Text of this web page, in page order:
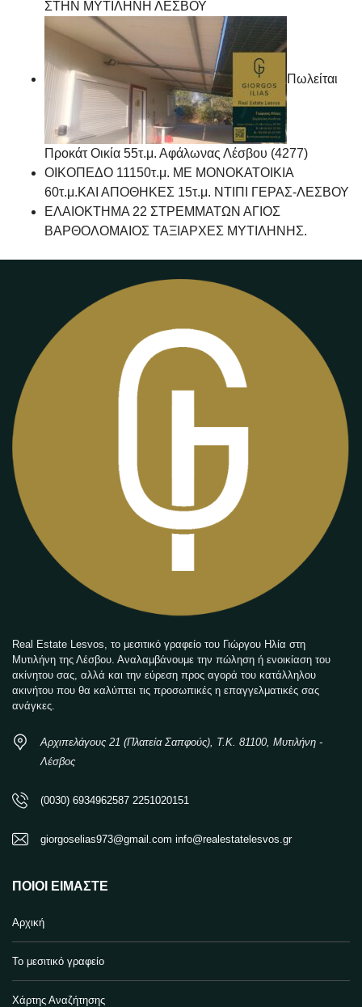
ΣΤΗΝ ΜΥΤΙΛΗΝΗ ΛΕΣΒΟΥ
Πωλείται
Προκάτ Οικία 55τ.μ. Αφάλωνας Λέσβου (4277)
ΟΙΚΟΠΕΔΟ 11150τ.μ. ΜΕ ΜΟΝΟΚΑΤΟΙΚΙΑ
60τ.μ.ΚΑΙ ΑΠΟΘΗΚΕΣ 15τ.μ. ΝΤΙΠΙ ΓΕΡΑΣ-ΛΕΣΒΟΥ
ΕΛΑΙΟΚΤΗΜΑ 22 ΣΤΡΕΜΜΑΤΩΝ ΑΓΙΟΣ
ΒΑΡΘΟΛΟΜΑΙΟΣ ΤΑΞΙΑΡΧΕΣ ΜΥΤΙΛΗΝΗΣ.
Real Estate Lesvos, το μεσιτικό γραφείο του Γιώργου Ηλία στη
Μυτιλήνη της Λέσβου. Αναλαμβάνουμε την πώληση ή ενοικίαση του
ακίνητου σας, αλλά και την εύρεση προς αγορά του κατάλληλου
ακινήτου που θα καλύπτει τις προσωπικές η επαγγελματικές σας
ανάγκες.
Αρχιπελάγους 21 (Πλατεία Σαπφούς), Τ.Κ. 81100, Μυτιλήνη -
Λέσβος
(0030) 6934962587 2251020151
giorgoselias973@gmail.com info@realestatelesvos.gr
ΠΟΙΟΙ ΕΊΜΑΣΤΕ
Αρχική
Το μεσιτικό γραφείο
Χάρτης Αναζήτησης